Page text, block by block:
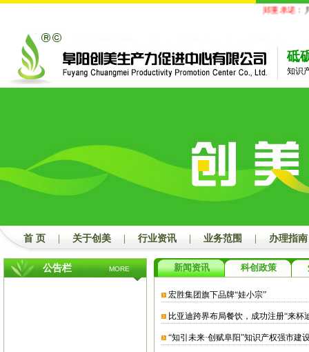
郑重承诺： 凡
砥
知识
首 页 关于创美 行业资讯 业务范围 办理指南
公告栏 MORE 新闻资讯 科创政策
宏胜集团旗下品牌“娃小宗”
比亚迪跨界布局餐饮，成功注册“来杯
“知引未来·创赋阜阳”知识产权强市建